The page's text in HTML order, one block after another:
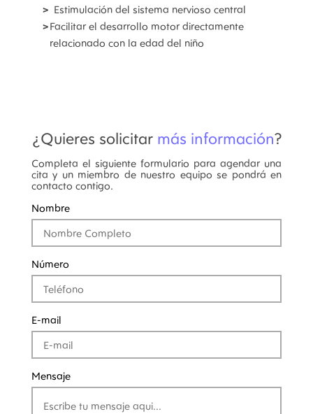
Estimulación del sistema nervioso central
Facilitar el desarrollo motor directamente
relacionado con la edad del niño
¿Quieres solicitar más información?
Completa el siguiente formulario para agendar una
cita y un miembro de nuestro equipo se pondrá en
contacto contigo.
Nombre
Número
E-mail
Mensaje